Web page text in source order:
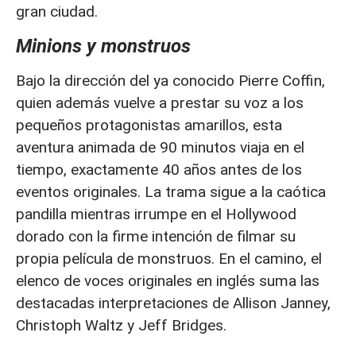
gran ciudad.
Minions y monstruos
Bajo la dirección del ya conocido Pierre Coffin,
quien además vuelve a prestar su voz a los
pequeños protagonistas amarillos, esta
aventura animada de 90 minutos viaja en el
tiempo, exactamente 40 años antes de los
eventos originales. La trama sigue a la caótica
pandilla mientras irrumpe en el Hollywood
dorado con la firme intención de filmar su
propia película de monstruos. En el camino, el
elenco de voces originales en inglés suma las
destacadas interpretaciones de Allison Janney,
Christoph Waltz y Jeff Bridges.